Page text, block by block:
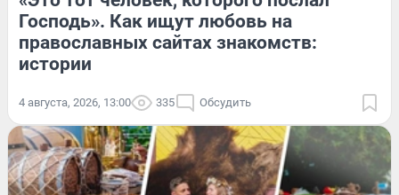
Господь». Как ищут любовь на
православных сайтах знакомств:
истории
4 августа, 2026, 13:00 335 Обсудить